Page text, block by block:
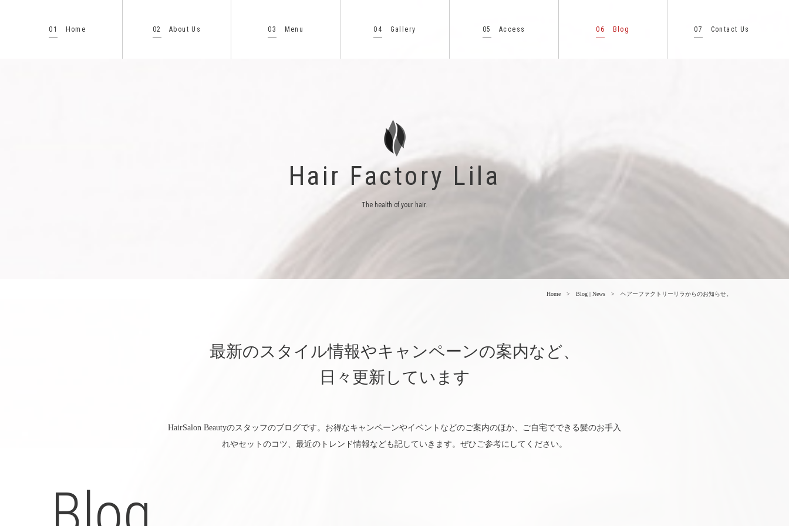
01 Home 02 About Us 03 Menu 04 Gallery 05 Access 06 Blog 07 Contact Us
Hair Factory Lila
The health of your hair.
Home Blog | News ヘアーファクトリーリラからのお知らせ。
最新のスタイル情報やキャンペーンの案内など、
日々更新しています
HairSalon Beautyのスタッフのブログです。お得なキャンペーンやイベントなどのご案内のほか、ご自宅でできる髪のお手入
れやセットのコツ、最近のトレンド情報なども記していきます。ぜひご参考にしてください。